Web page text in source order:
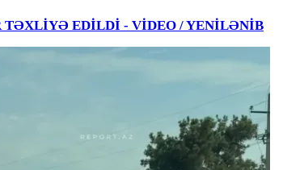
TƏXLİYƏ EDİLDİ - VİDEO / YENİLƏNİB